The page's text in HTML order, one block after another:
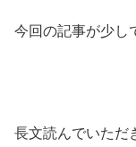
今回の記事が少し
長文読んでいただ